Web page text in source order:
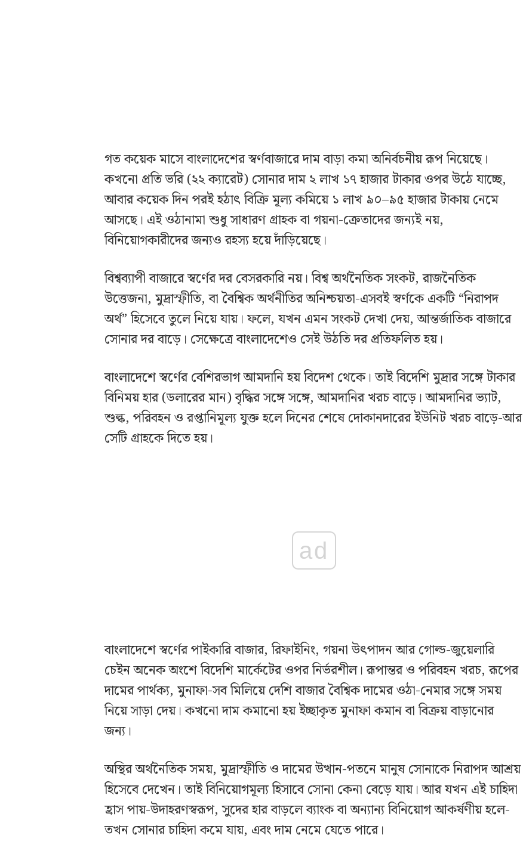
গত কয়েক মাসে বাংলাদেশের স্বর্ণবাজারে দাম বাড়া কমা অনির্বচনীয় রূপ নিয়েছে।
কখনো প্রতি ভরি (২২ ক্যারেট) সোনার দাম ২ লাখ ১৭ হাজার টাকার ওপর উঠে যাচ্ছে,
আবার কয়েক দিন পরই হঠাৎ বিক্রি মূল্য কমিয়ে ১ লাখ ৯০–৯৫ হাজার টাকায় নেমে
আসছে। এই ওঠানামা শুধু সাধারণ গ্রাহক বা গয়না-ক্রেতাদের জন্যই নয়,
বিনিয়োগকারীদের জন্যও রহস্য হয়ে দাঁড়িয়েছে।
বিশ্বব্যাপী বাজারে স্বর্ণের দর বেসরকারি নয়। বিশ্ব অর্থনৈতিক সংকট, রাজনৈতিক
উত্তেজনা, মুদ্রাস্ফীতি, বা বৈশ্বিক অর্থনীতির অনিশ্চয়তা-এসবই স্বর্ণকে একটি “নিরাপদ
অর্থ” হিসেবে তুলে নিয়ে যায়। ফলে, যখন এমন সংকট দেখা দেয়, আন্তর্জাতিক বাজারে
সোনার দর বাড়ে। সেক্ষেত্রে বাংলাদেশেও সেই উঠতি দর প্রতিফলিত হয়।
বাংলাদেশে স্বর্ণের বেশিরভাগ আমদানি হয় বিদেশ থেকে। তাই বিদেশি মুদ্রার সঙ্গে টাকার
বিনিময় হার (ডলারের মান) বৃদ্ধির সঙ্গে সঙ্গে, আমদানির খরচ বাড়ে। আমদানির ভ্যাট,
শুল্ক, পরিবহন ও রপ্তানিমূল্য যুক্ত হলে দিনের শেষে দোকানদারের ইউনিট খরচ বাড়ে-আর
সেটি গ্রাহকে দিতে হয়।
ad
বাংলাদেশে স্বর্ণের পাইকারি বাজার, রিফাইনিং, গয়না উৎপাদন আর গোল্ড-জুয়েলারি
চেইন অনেক অংশে বিদেশি মার্কেটের ওপর নির্ভরশীল। রূপান্তর ও পরিবহন খরচ, রূপের
দামের পার্থক্য, মুনাফা-সব মিলিয়ে দেশি বাজার বৈশ্বিক দামের ওঠা-নেমার সঙ্গে সময়
নিয়ে সাড়া দেয়। কখনো দাম কমানো হয় ইচ্ছাকৃত মুনাফা কমান বা বিক্রয় বাড়ানোর
জন্য।
অস্থির অর্থনৈতিক সময়, মুদ্রাস্ফীতি ও দামের উত্থান-পতনে মানুষ সোনাকে নিরাপদ আশ্রয়
হিসেবে দেখেন। তাই বিনিয়োগমূল্য হিসাবে সোনা কেনা বেড়ে যায়। আর যখন এই চাহিদা
হ্রাস পায়-উদাহরণস্বরূপ, সুদের হার বাড়লে ব্যাংক বা অন্যান্য বিনিয়োগ আকর্ষণীয় হলে-
তখন সোনার চাহিদা কমে যায়, এবং দাম নেমে যেতে পারে।